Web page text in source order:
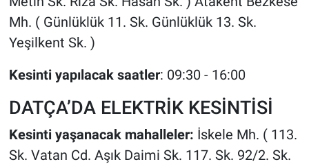
Mh. ( Günlüklük 11. Sk. Günlüklük 13. Sk.
Yeşilkent Sk. )
Kesinti yapılacak saatler: 09:30 - 16:00
DATÇA’DA ELEKTRİK KESİNTİSİ
Kesinti yaşanacak mahalleler: İskele Mh. ( 113.
Sk. Vatan Cd. Aşık Daimi Sk. 117. Sk. 92/2. Sk.